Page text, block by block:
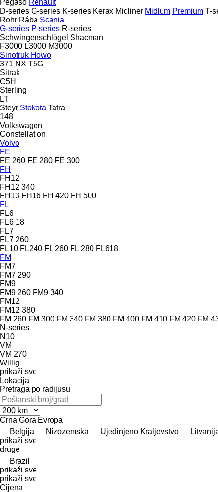
Pegaso Renault
D-series G-series K-series Kerax Midliner Midlum Premium T-
Rohr Rába Scania
G-series P-series R-series
Schwingenschlögel Shacman
F3000 L3000 M3000
Sinotruk Howo
371 NX T5G
Sitrak
C5H
Sterling
LT
Steyr Stokota Tatra
148
Volkswagen
Constellation
Volvo
FE
FE 260 FE 280 FE 300
FH
FH12
FH12 340
FH13 FH16 FH 420 FH 500
FL
FL6
FL6 18
FL7
FL7 260
FL10 FL240 FL 260 FL 280 FL618
FM
FM7
FM7 290
FM9
FM9 260 FM9 340
FM12
FM12 380
FM 260 FM 300 FM 340 FM 380 FM 400 FM 410 FM 420 FM
N-series
N10
VM
VM 270
Willig
prikaži sve
Lokacija
Pretraga po radijusu
Crna Gora Evropa
Belgija
Nizozemska Ujedinjeno Kraljevstvo
prikaži sve
druge
Brazil
prikaži sve
prikaži sve
Cijena